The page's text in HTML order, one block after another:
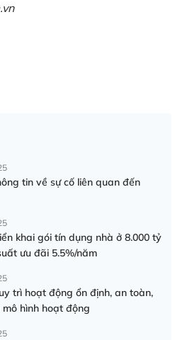
tin về sự cố liên quan đến
khai gói tín dụng nhà ở 8.000 tỷ
chiến sĩ” lãi suất ưu đãi 5.5%/năm
trì hoạt động ổn định, an toàn,
hình hoạt động